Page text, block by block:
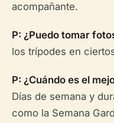
acompañante.
P: ¿Puedo tomar
los trípodes en
P: ¿Cuándo es el
Días de semana y
como la Semana